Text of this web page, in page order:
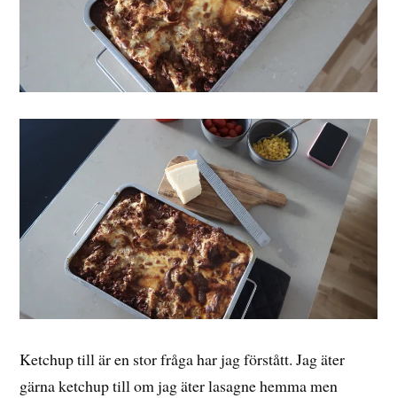
Ketchup till är en stor fråga har jag förstått. Jag äter
gärna ketchup till om jag äter lasagne hemma men